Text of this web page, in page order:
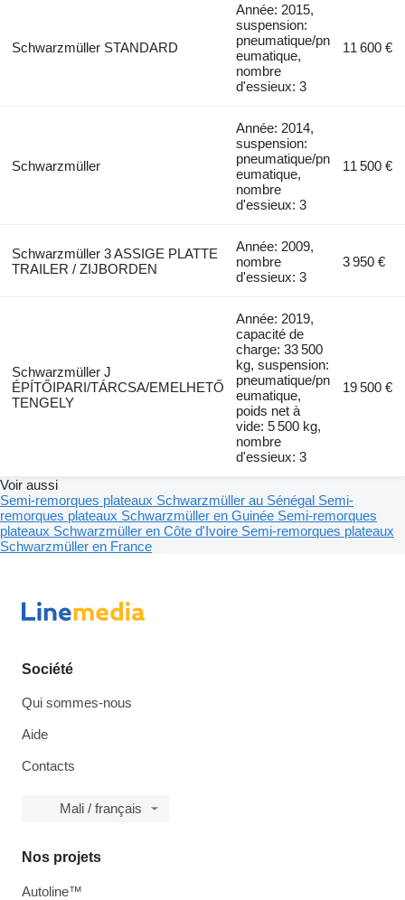
Schwarzmüller STANDARD
Année: 2015,
suspension:
pneumatique/pn
eumatique,
nombre
d'essieux: 3
11 600 €
Schwarzmüller
Année: 2014,
suspension:
pneumatique/pn
eumatique,
nombre
d'essieux: 3
11 500 €
Schwarzmüller 3 ASSIGE PLATTE
TRAILER / ZIJBORDEN
Année: 2009,
nombre
d'essieux: 3
3 950 €
Schwarzmüller J
ÉPÍTŐIPARI/TÁRCSA/EMELHETŐ
TENGELY
Année: 2019,
capacité de
charge: 33 500
kg, suspension:
pneumatique/pn
eumatique,
poids net à
vide: 5 500 kg,
nombre
d'essieux: 3
19 500 €
Voir aussi
Semi-remorques plateaux Schwarzmüller au Sénégal Semi-
remorques plateaux Schwarzmüller en Guinée Semi-remorques
plateaux Schwarzmüller en Côte d'Ivoire Semi-remorques plateaux
Schwarzmüller en France
Société
Qui sommes-nous
Aide
Contacts
Mali / français
Nos projets
Autoline™